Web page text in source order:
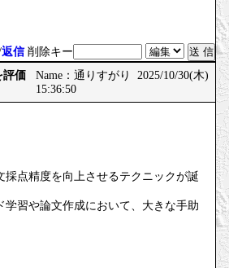
返信 削除キー
評価
Name：通りすがり 2025/10/30(木)
15:36:50
点精度を向上させるテクニックが誕
習や論文作成において、大きな手助